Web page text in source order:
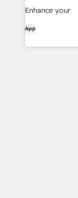
Enhance your
streamline your
App